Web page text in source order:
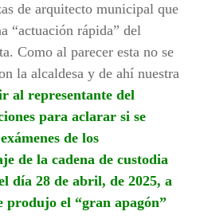
de arquitecto municipal que
“actuación rápida” del
Como al parecer esta no se
la alcaldesa y de ahí nuestra
al representante del
para aclarar si se
de los
de la cadena de custodia
día 28 de abril, de 2025, a
produjo el “gran apagón”